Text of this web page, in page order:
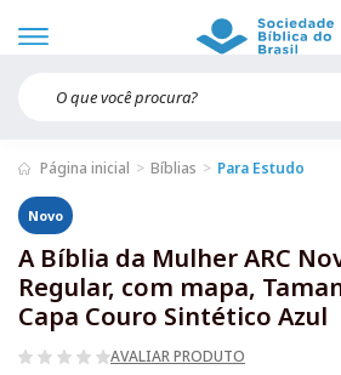
Página inicial Bíblias Para Estudo
Novo
A Bíblia da Mulher ARC
Regular, com mapa,
Capa Couro Sintético Azul
AVALIAR PRODUTO